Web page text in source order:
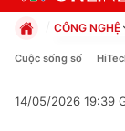
CÔNG NGHỆ
Chính trị
Pháp luật
Cuộc sống số
14/05/2026 19:39